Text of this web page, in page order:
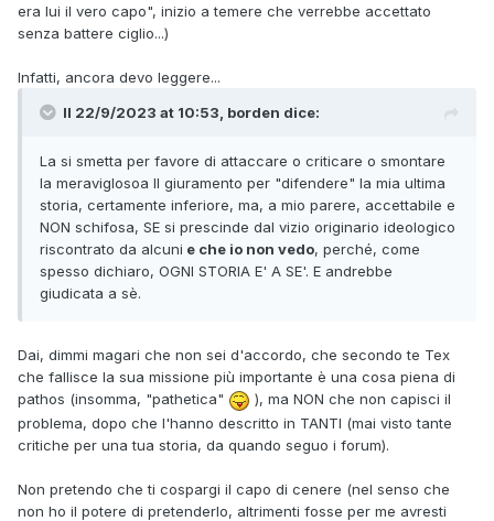
era lui il vero capo", inizio a temere che verrebbe accettato
senza battere ciglio...)
Infatti, ancora devo leggere...
Il 22/9/2023 at 10:53, borden dice:
La si smetta per favore di attaccare o criticare o smontare
la meraviglosoa Il giuramento per "difendere" la mia ultima
storia, certamente inferiore, ma, a mio parere, accettabile e
NON schifosa, SE si prescinde dal vizio originario ideologico
riscontrato da alcuni e che io non vedo, perché, come
spesso dichiaro, OGNI STORIA E' A SE'. E andrebbe
giudicata a sè.
Dai, dimmi magari che non sei d'accordo, che secondo te Tex
che fallisce la sua missione più importante è una cosa piena di
pathos (insomma, "pathetica"
), ma NON che non capisci il
problema, dopo che l'hanno descritto in TANTI (mai visto tante
critiche per una tua storia, da quando seguo i forum).
Non pretendo che ti cospargi il capo di cenere (nel senso che
non ho il potere di pretenderlo, altrimenti fosse per me avresti